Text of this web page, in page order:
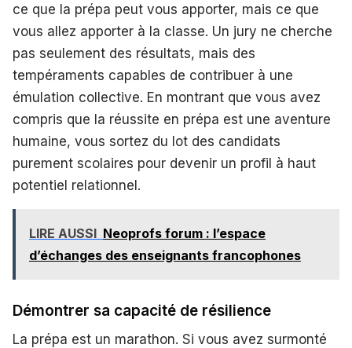
ce que la prépa peut vous apporter, mais ce que
vous allez apporter à la classe. Un jury ne cherche
pas seulement des résultats, mais des
tempéraments capables de contribuer à une
émulation collective. En montrant que vous avez
compris que la réussite en prépa est une aventure
humaine, vous sortez du lot des candidats
purement scolaires pour devenir un profil à haut
potentiel relationnel.
LIRE AUSSI Neoprofs forum : l’espace
d’échanges des enseignants francophones
Démontrer sa capacité de résilience
La prépa est un marathon. Si vous avez surmonté